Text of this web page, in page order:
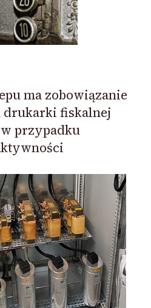
ma zobowiązanie
drukarki fiskalnej
przypadku